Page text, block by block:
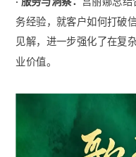
务经验，就客户如何打破
见解，进一步强化了在复
业价值。